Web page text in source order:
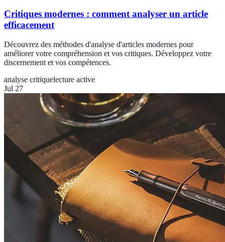
Critiques modernes : comment analyser un article
efficacement
Découvrez des méthodes d'analyse d'articles modernes pour
améliorer votre compréhension et vos critiques. Développez votre
discernement et vos compétences.
analyse critiquelecture active
Jul 27